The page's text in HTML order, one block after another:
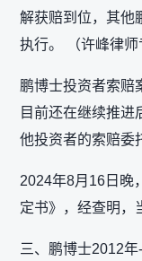
解获赔到位，其他
执行。 （许峰律师
鹏博士投资者索赔
目前还在继续推进
他投资者的索赔委
2024年8月16日晚
定书》，经查明，
三、鹏博士2012